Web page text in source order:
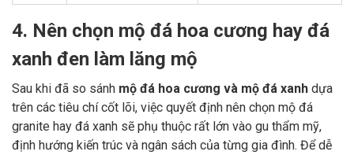
4. Nên chọn mộ đá hoa cương hay đá
xanh đen làm lăng mộ
Sau khi đã so sánh mộ đá hoa cương và mộ đá xanh dựa
trên các tiêu chí cốt lõi, việc quyết định nên chọn mộ đá
granite hay đá xanh sẽ phụ thuộc rất lớn vào gu thẩm mỹ,
định hướng kiến trúc và ngân sách của từng gia đình. Để dễ